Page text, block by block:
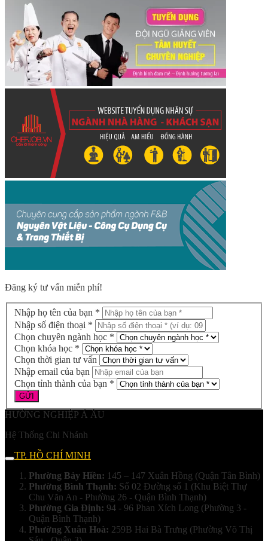
Đăng ký tư vấn miễn phí!
Nhập họ tên của bạn *
Nhập số điện thoại *
Chọn chuyên ngành học *
Chọn khóa học *
Chọn thời gian tư vấn
Nhập email của bạn
Chọn tỉnh thành của bạn *
HƯỚNG NGHIỆP Á ÂU
Hệ Thống Chi Nhánh
TP. HỒ CHÍ MINH
Phường Bảy Hiền: 145 – 147 Xuân Hồng (Quận Tân Bình)
Phường Bình Thạnh: Số 02 Đường số 1 (Khu Biệt Thự
Chu Văn An - Phường 26 - Quận Bình Thạnh)
Phường Gia Định: 94 - 96 Phan Xích Long (Phường 3 -
Quận Bình Thạnh)
Phường Xuân Hoà: 259B Hai Bà Trưng (Phường Võ Thị